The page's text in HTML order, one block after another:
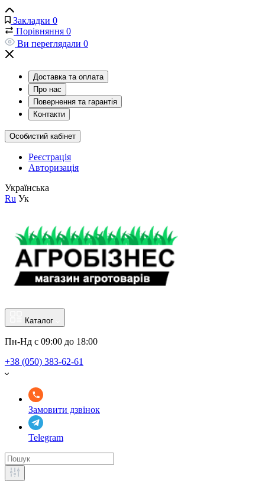
Закладки 0
Порівняння 0
Ви переглядали 0
Доставка та оплата
Про нас
Повернення та гарантія
Контакти
Особистий кабінет
Реєстрація
Авторизація
Українська
Ru Ук
Каталог
Пн-Нд с 09:00 до 18:00
+38 (050) 383-62-61
Замовити дзвінок
Telegram